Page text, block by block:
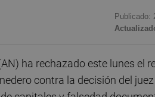
Publicado:
ha rechazado este lunes el
contra la decisión del